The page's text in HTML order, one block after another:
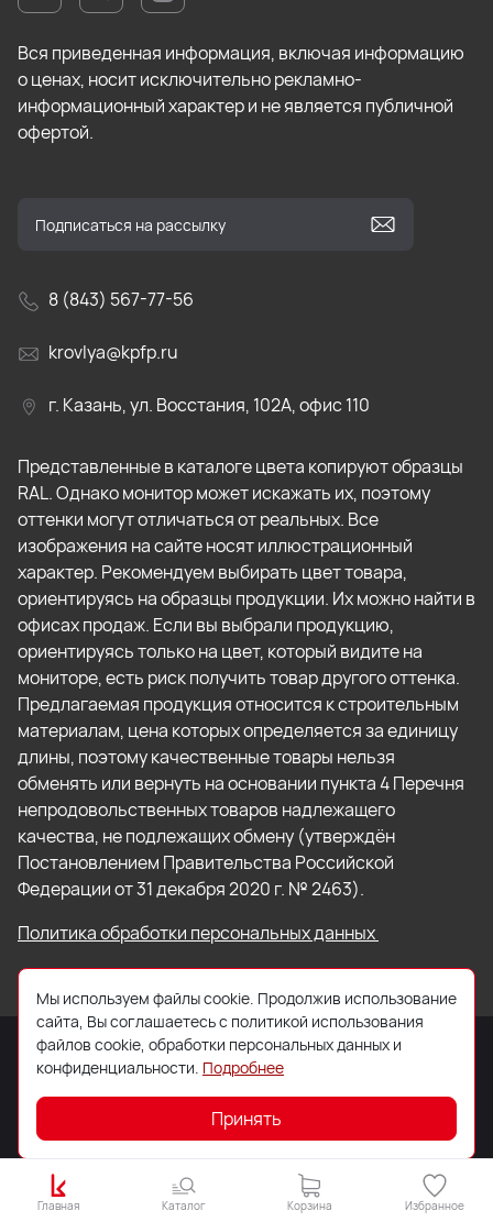
Вся приведенная информация, включая информацию
о ценах, носит исключительно рекламно-
информационный характер и не является публичной
офертой.
8 (843) 567-77-56
krovlya@kpfp.ru
г. Казань, ул. Восстания, 102А, офис 110
Представленные в каталоге цвета копируют образцы
RAL. Однако монитор может искажать их, поэтому
оттенки могут отличаться от реальных. Все
изображения на сайте носят иллюстрационный
характер. Рекомендуем выбирать цвет товара,
ориентируясь на образцы продукции. Их можно найти в
офисах продаж. Если вы выбрали продукцию,
ориентируясь только на цвет, который видите на
мониторе, есть риск получить товар другого оттенка.
Предлагаемая продукция относится к строительным
материалам, цена которых определяется за единицу
длины, поэтому качественные товары нельзя
обменять или вернуть на основании пункта 4 Перечня
непродовольственных товаров надлежащего
качества, не подлежащих обмену (утверждён
Постановлением Правительства Российской
Федерации от 31 декабря 2020 г. № 2463).
Политика обработки персональных данных
© 2026 ООО «Торговый Дом «Кровля Профи»
Главная Каталог Корзина Избранное
Мы используем файлы cookie. Продолжив использование
сайта, Вы соглашаетесь с политикой использования
файлов cookie, обработки персональных данных и
конфиденциальности. Подробнее
Принять